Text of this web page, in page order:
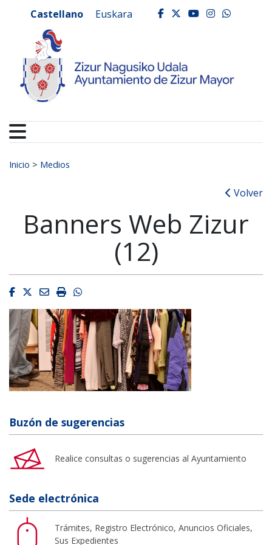
Ayuntamiento de
Castellano Euskara facebook
twitter
youtube
Buscar:
Inicio > Medios
Volver
Banners Web Zizur
(12)
Facebook
Twitter
EmailImprimirWhatsapp
Buzón de sugerencias
Realice consultas o sugerencias al Ayuntamiento
Sede electrónica
Trámites, Registro Electrónico, Anuncios Oficiales,
Sus Expedientes